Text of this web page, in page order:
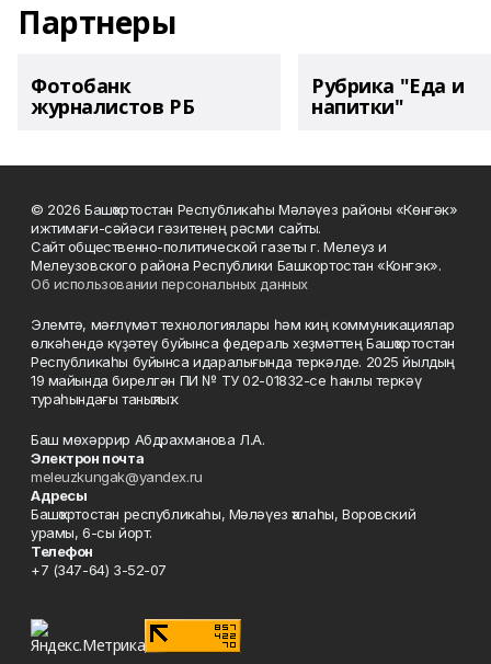
Партнеры
Фотобанк
журналистов РБ
Рубрика "Еда и
напитки"
© 2026 Башҡортостан Республикаһы Мәләүез районы «Көнгәк»
ижтимағи-сәйәси гәзитенең рәсми сайты.
Сайт общественно-политической газеты г. Мелеуз и
Мелеузовского района Республики Башкортостан «Конгэк».
Об использовании персональных данных
Элемтә, мәғлүмәт технологиялары һәм киң коммуникациялар
өлкәһендә күҙәтеү буйынса федераль хеҙмәттең Башҡортостан
Республикаһы буйынса идаралығында теркәлде. 2025 йылдың
19 майында бирелгән ПИ № ТУ 02-01832-се һанлы теркәү
тураһындағы таныҡлыҡ.
Баш мөхәррир Абдрахманова Л.А.
Электрон почта
meleuzkungak@yandex.ru
Адресы
Башҡортостан республикаһы, Мәләүез ҡалаһы, Воровский
урамы, 6-сы йорт.
Телефон
+7 (347-64) 3-52-07